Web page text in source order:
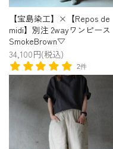
【宝島染工】×【Repos de
midi】別注 2wayワンピース
SmokeBrown▽
34,100円(税込)
2件